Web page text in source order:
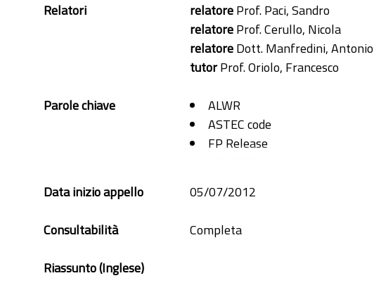
Relatori
relatoreProf. Paci, Sandro
relatoreProf. Cerullo, Nicola
relatoreDott. Manfredini, Antonio
tutorProf. Oriolo, Francesco
Parole chiave
ALWR
ASTEC code
FP Release
Severe Accident
Data inizio appello
05/07/2012
Consultabilità
Completa
Riassunto (Inglese)